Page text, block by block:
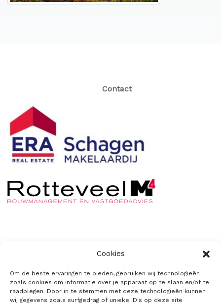
Cookies
Om de beste ervaringen te bieden, gebruiken wij technologieën
zoals cookies om informatie over je apparaat op te slaan en/of te
raadplegen. Door in te stemmen met deze technologieën kunnen
wij gegevens zoals surfgedrag of unieke ID's op deze site
Contact
Cookiebeleid